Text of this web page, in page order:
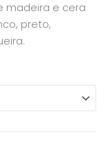
madeira e cera
preto,